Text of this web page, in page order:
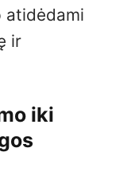
atidėdami
ir
iki